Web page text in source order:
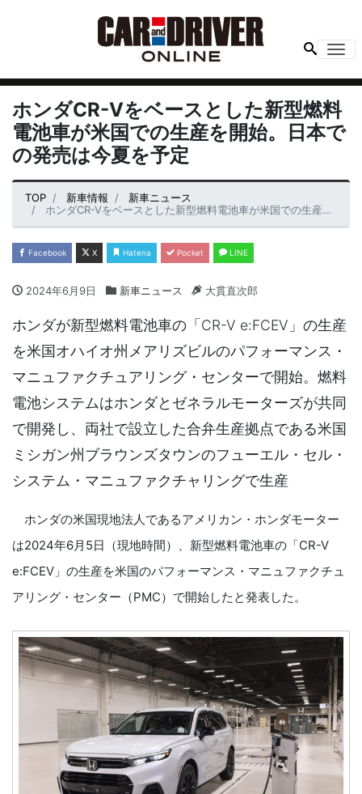
ホンダCR-Vをベースとした新型燃料
電池車が米国での生産を開始。日本で
の発売は今夏を予定
TOP 新車情報
新車ニュース
ホンダCR-Vをベースとした新型燃料電池車が米国での生産を開始。日本での発売は今夏を予定
Facebook X Hatena Pocket LINE
2024年6月9日 新車ニュース 大貫直次郎
ホンダが新型燃料電池車の「CR-V e:FCEV」の生産
を米国オハイオ州メアリズビルのパフォーマンス・
マニュファクチュアリング・センターで開始。燃料
電池システムはホンダとゼネラルモーターズが共同
で開発し、両社で設立した合弁生産拠点である米国
ミシガン州ブラウンズタウンのフューエル・セル・
システム・マニュファクチャリングで生産
ホンダの米国現地法人であるアメリカン・ホンダモーター
は2024年6月5日（現地時間）、新型燃料電池車の「CR-V
e:FCEV」の生産を米国のパフォーマンス・マニュファクチュ
アリング・センター（PMC）で開始したと発表した。